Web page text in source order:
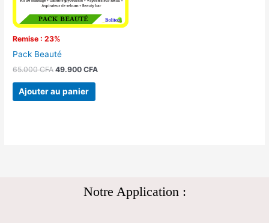
Remise : 23%
Pack Beauté
65.000CFA 49.900CFA
Ajouter au panier
Notre Application :